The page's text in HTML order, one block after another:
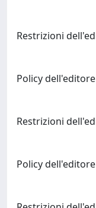
Restrizioni
Policy dell'editore
Restrizioni
Policy